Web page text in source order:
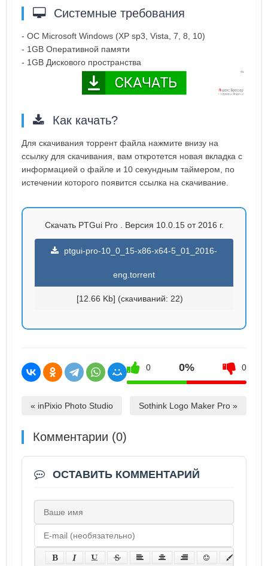
Системные требования
- ОС Microsoft Windows (XP sp3, Vista, 7, 8, 10)
- 1GB Оперативной памяти
- 1GB Дискового пространства
Как качать?
Для скачивания торрент файла нажмите внизу на
ссылку для скачивания, вам откротется новая вкладка с
информацией о файле и 10 секундным таймером, по
истечении которого появится ссылка на скачивание.
Скачать PTGui Pro . Версия 10.0.15 от 2016 г.
ptgui-pro-10_0_15-x86-x64-5_01_2016-
eng.torrent
[12.66 Kb] (cкачиваний: 22)
0 0% 0
« inPixio Photo Studio Sothink Logo Maker Pro »
Комментарии (0)
ОСТАВИТЬ КОММЕНТАРИЙ